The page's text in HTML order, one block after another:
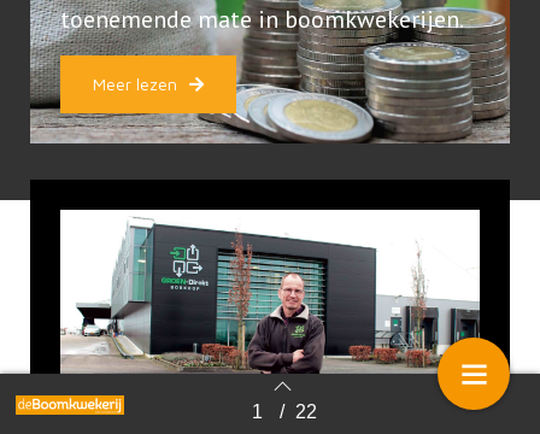
Terug naar overzicht 1 / 22
toenemende mate in boomkwekerijen.
Meer lezen